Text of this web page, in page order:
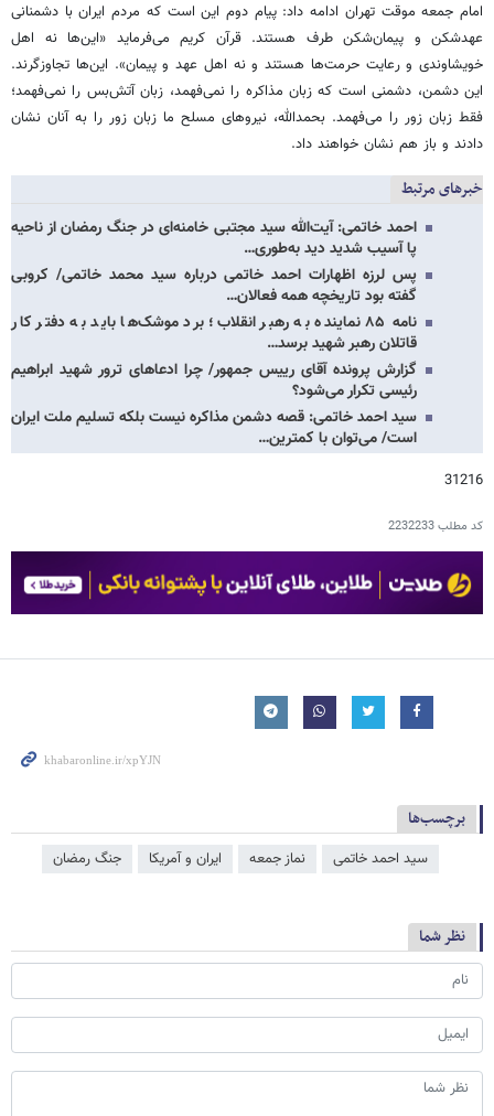
امام جمعه موقت تهران ادامه داد: پیام دوم این است که مردم ایران با دشمنانی
عهدشکن و پیمان‌شکن طرف‌ هستند. قرآن کریم می‌فرماید «این‌ها نه اهل
خویشاوندی و رعایت حرمت‌ها هستند و نه اهل عهد و پیمان». این‌ها تجاوزگرند.
این دشمن، دشمنی است که زبان مذاکره را نمی‌فهمد، زبان آتش‌بس را نمی‌فهمد؛
فقط زبان زور را می‌فهمد. بحمدالله، نیروهای مسلح ما زبان زور را به آنان نشان
دادند و باز هم نشان خواهند داد.
خبرهای مرتبط
احمد خاتمی: آیت‌الله سید مجتبی خامنه‌ای در جنگ رمضان از ناحیه
پا آسیب شدید دید به‌طوری…
پس لرزه اظهارات احمد خاتمی درباره سید محمد خاتمی/ کروبی
گفته بود تاریخچه همه فعالان…
نامه ۸۵ نماینده به رهبر انقلاب؛ برد موشک‌ها باید به دفتر کار
قاتلان رهبر شهید برسد…
گزارش پرونده آقای رییس جمهور/ چرا ادعاهای ترور شهید ابراهیم
رئیسی تکرار می‌شود؟
سید احمد خاتمی: قصه دشمن مذاکره نیست بلکه تسلیم ملت ایران
است/ می‌توان با کمترین…
31216
کد مطلب2232233
برچسب‌ها
سید احمد خاتمی نماز جمعه ایران و آمریکا جنگ رمضان
نظر شما